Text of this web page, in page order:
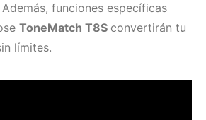
funciones específicas
ToneMatch T8S convertirán tu
límites.